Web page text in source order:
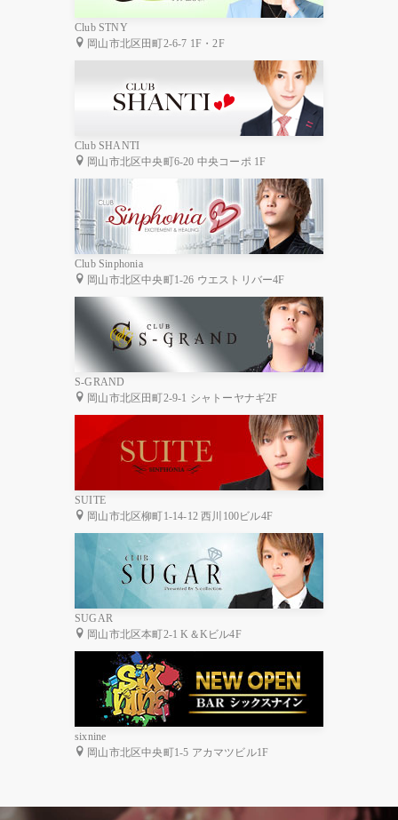
Club STNY
岡山市北区田町2-6-7 1F・2F
Club SHANTI
岡山市北区中央町6-20 中央コーポ 1F
Club Sinphonia
岡山市北区中央町1-26 ウエストリバー4F
S-GRAND
岡山市北区田町2-9-1 シャトーヤナギ2F
SUITE
岡山市北区柳町1-14-12 西川100ビル4F
SUGAR
岡山市北区本町2-1 K＆Kビル4F
sixnine
岡山市北区中央町1-5 アカマツビル1F